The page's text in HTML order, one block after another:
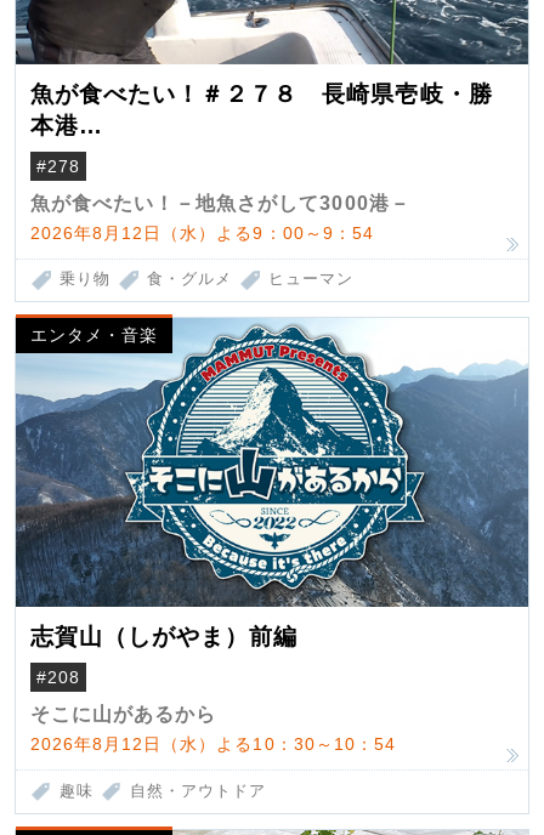
魚が食べたい！＃２７８ 長崎県壱岐・勝
本港
（クロマグロ）
#278
魚が食べたい！－地魚さがして3000港－
2026年8月12日（水）よる9：00～9：54
乗り物 食・グルメ ヒューマン
エンタメ・音楽
志賀山（しがやま）前編
#208
そこに山があるから
2026年8月12日（水）よる10：30～10：54
趣味 自然・アウトドア